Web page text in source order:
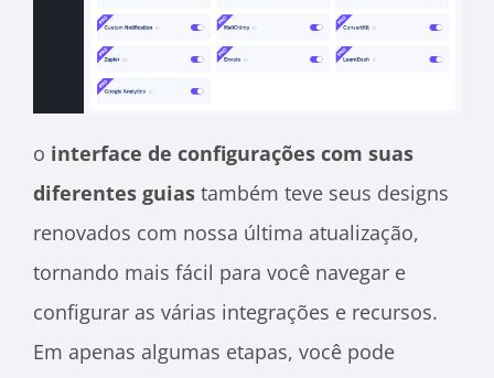
o interface de configurações com suas
diferentes guias também teve seus designs
renovados com nossa última atualização,
tornando mais fácil para você navegar e
configurar as várias integrações e recursos.
Em apenas algumas etapas, você pode